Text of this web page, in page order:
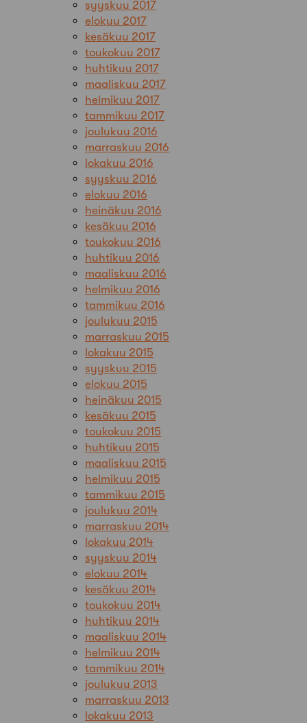
syyskuu 2017
elokuu 2017
kesäkuu 2017
toukokuu 2017
huhtikuu 2017
maaliskuu 2017
helmikuu 2017
tammikuu 2017
joulukuu 2016
marraskuu 2016
lokakuu 2016
syyskuu 2016
elokuu 2016
heinäkuu 2016
kesäkuu 2016
toukokuu 2016
huhtikuu 2016
maaliskuu 2016
helmikuu 2016
tammikuu 2016
joulukuu 2015
marraskuu 2015
lokakuu 2015
syyskuu 2015
elokuu 2015
heinäkuu 2015
kesäkuu 2015
toukokuu 2015
huhtikuu 2015
maaliskuu 2015
helmikuu 2015
tammikuu 2015
joulukuu 2014
marraskuu 2014
lokakuu 2014
syyskuu 2014
elokuu 2014
kesäkuu 2014
toukokuu 2014
huhtikuu 2014
maaliskuu 2014
helmikuu 2014
tammikuu 2014
joulukuu 2013
marraskuu 2013
lokakuu 2013